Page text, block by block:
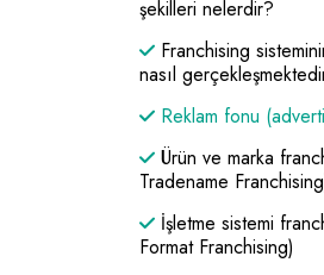
şekilleri nelerdir?
Franchising
nasıl
Reklam fonu
Ürün ve marka
Tradename
İşletme sistemi
Format Franchising)